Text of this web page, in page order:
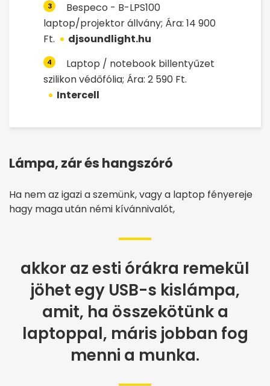
3
Bespeco - B-LPS100
laptop/projektor állvány; Ára: 14 900
Ft.
djsoundlight.hu
4
Laptop / notebook billentyűzet
szilikon védőfólia; Ára: 2 590 Ft.
Intercell
Lámpa, zár és hangszóró
Ha nem az igazi a szemünk, vagy a laptop fényereje
hagy maga után némi kívánnivalót,
akkor az esti órákra remekül
jöhet egy USB-s kislámpa,
amit, ha összekötünk a
laptoppal, máris jobban fog
menni a munka.